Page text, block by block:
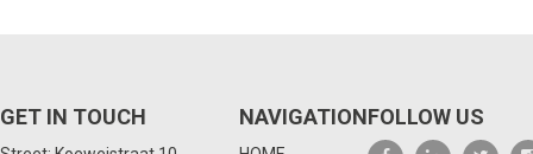
GET IN TOUCH NAVIGATIONFOLLOW US